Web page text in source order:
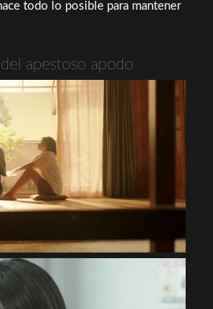
todo lo posible para mantener
apestoso apodo